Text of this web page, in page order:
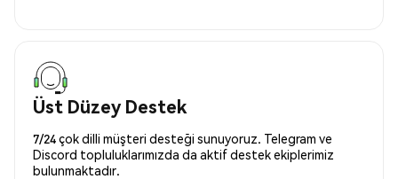
Üst Düzey Destek
7/24 çok dilli müşteri desteği sunuyoruz. Telegram ve
Discord topluluklarımızda da aktif destek ekiplerimiz
bulunmaktadır.